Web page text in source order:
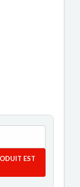
EST